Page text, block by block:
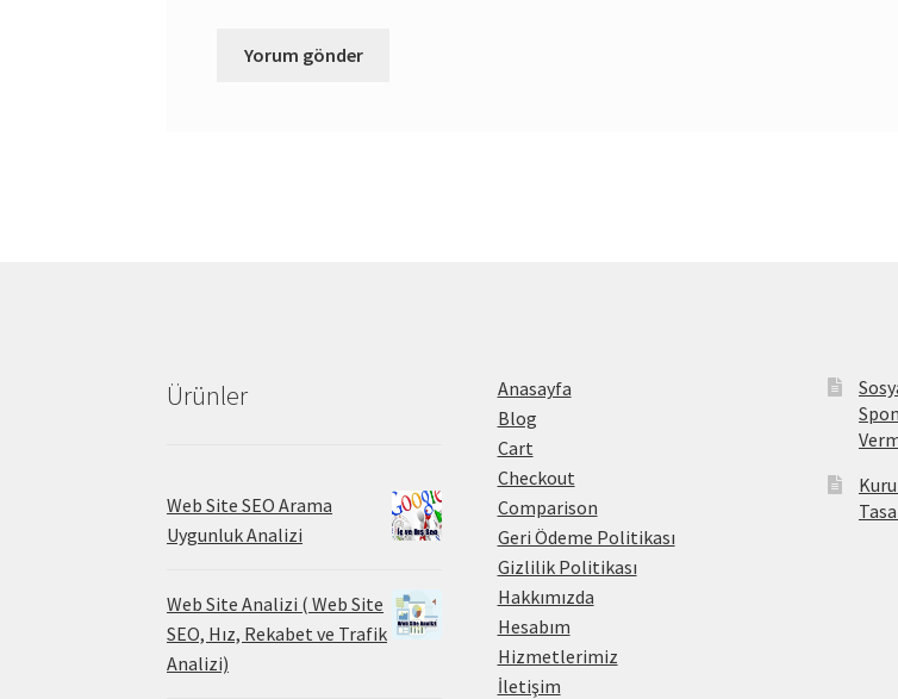
Ürünler
Web Site SEO Arama
Uygunluk Analizi
Web Site Analizi ( Web Site
SEO, Hız, Rekabet ve Trafik
Analizi)
Anasayfa
Blog
Cart
Checkout
Comparison
Geri Ödeme Politikası
Gizlilik Politikası
Hakkımızda
Hesabım
Hizmetlerimiz
İletişim